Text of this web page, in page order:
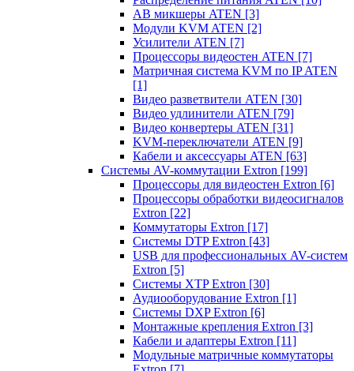
АВ микшеры ATEN [3]
Модули KVM ATEN [2]
Усилители ATEN [7]
Процессоры видеостен ATEN [7]
Матричная система KVM по IP ATEN
[1]
Видео разветвители ATEN [30]
Видео удлинители ATEN [79]
Видео конвертеры ATEN [31]
KVM-переключатели ATEN [9]
Кабели и аксессуары ATEN [63]
Системы AV-коммутации Extron [199]
Процессоры для видеостен Extron [6]
Процессоры обработки видеосигналов
Extron [22]
Коммутаторы Extron [17]
Системы DTP Extron [43]
USB для профессиональных AV-систем
Extron [5]
Системы XTP Extron [30]
Аудиооборудование Extron [1]
Системы DXP Extron [6]
Монтажные крепления Extron [3]
Кабели и адаптеры Extron [11]
Модульные матричные коммутаторы